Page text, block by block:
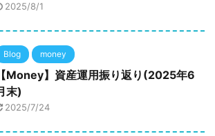
2025/8/1
Blog money
【Money】資産運用振り返り(2025年6
末)
2025/7/24